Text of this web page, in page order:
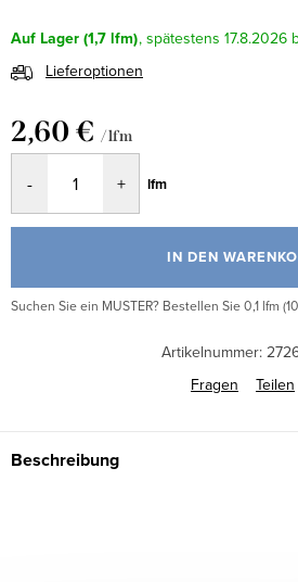
Auf Lager(1,7 lfm) 17.8.2026
Lieferoptionen
2,60 € / lfm
lfm
IN DEN
Suchen Sie ein MUSTER? Bestellen Sie 0,1 lfm
Artikelnummer:
Fragen
Teilen
Beschreibung